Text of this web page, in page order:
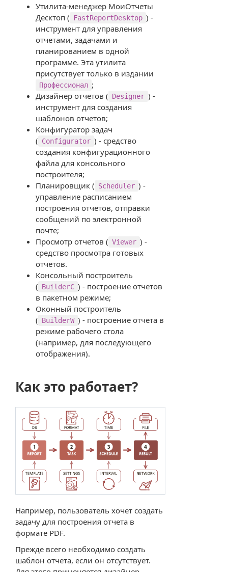
Утилита-менеджер МоиОтчеты
Десктоп ( FastReportDesktop ) -
инструмент для управления
отчетами, задачами и
планированием в одной
программе. Эта утилита
присутствует только в издании
Профессионал ;
Дизайнер отчетов ( Designer ) -
инструмент для создания
шаблонов отчетов;
Конфигуратор задач
( Configurator ) - средство
создания конфигурационного
файла для консольного
построителя;
Планировщик ( Scheduler ) -
управление расписанием
построения отчетов, отправки
сообщений по электронной
почте;
Просмотр отчетов ( Viewer ) -
средство просмотра готовых
отчетов.
Консольный построитель
( BuilderC ) - построение отчетов
в пакетном режиме;
Оконный построитель
( BuilderW ) - построение отчета в
режиме рабочего стола
(например, для последующего
отображения).
Как это работает?
Например, пользователь хочет создать
задачу для построения отчета в
формате PDF.
Прежде всего необходимо создать
шаблон отчета, если он отсутствует.